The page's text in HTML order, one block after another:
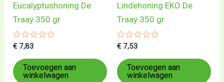
Eucalyptushoning De
Traay 350 gr
Gewaardeerd
uit
5
€ 7,83
Toevoegen aan
winkelwagen
Lindehoning EKO De
Traay 350 gr
Gewaardeerd
uit
5
€ 7,53
Toevoegen aan
winkelwagen